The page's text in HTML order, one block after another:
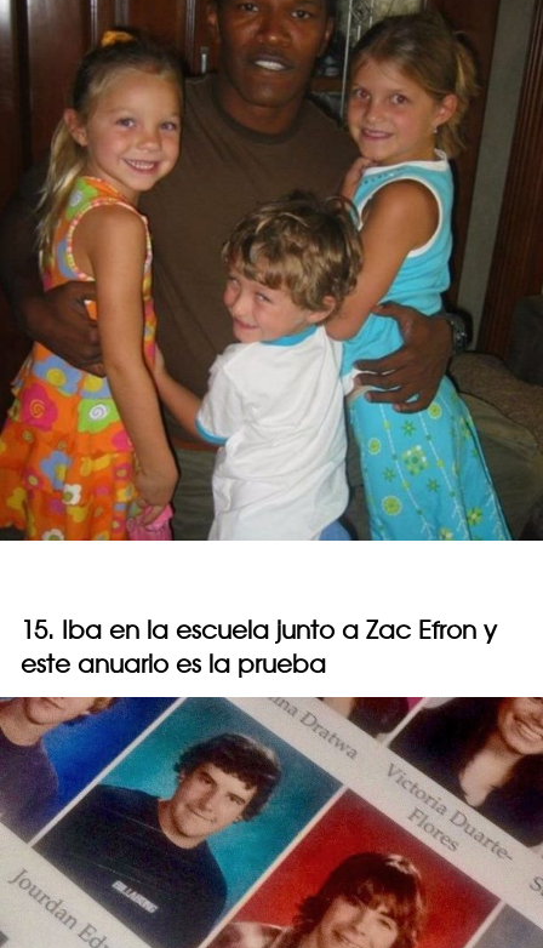
15. Iba en la escuela junto a Zac Efron y
este anuario es la prueba